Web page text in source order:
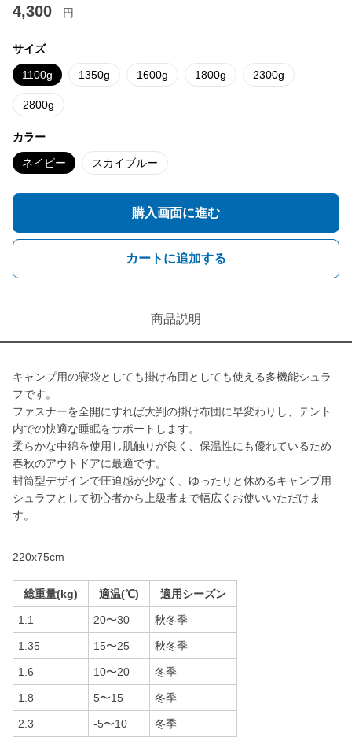
4,300 円
サイズ
1100g 1350g 1600g 1800g 2300g
2800g
カラー
ネイビー スカイブルー
購入画面に進む
カートに追加する
商品説明
キャンプ用の寝袋としても掛け布団としても使える多機能シュラ
フです。
ファスナーを全開にすれば大判の掛け布団に早変わりし、テント
内での快適な睡眠をサポートします。
柔らかな中綿を使用し肌触りが良く、保温性にも優れているため
春秋のアウトドアに最適です。
封筒型デザインで圧迫感が少なく、ゆったりと休めるキャンプ用
シュラフとして初心者から上級者まで幅広くお使いいただけま
す。
220x75cm
総重量(kg) 適温(℃) 適用シーズン
1.1 20〜30 秋冬季
1.35 15〜25 秋冬季
1.6 10〜20 冬季
1.8 5〜15 冬季
2.3 -5〜10 冬季